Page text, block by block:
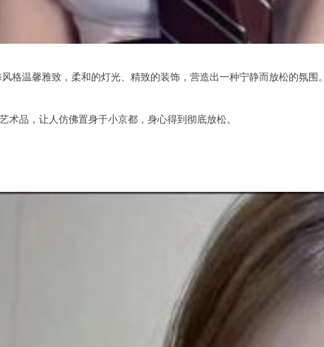
温馨雅致，柔和的灯光、精致的装饰，营造出一种宁静而放松的氛围。
品，让人仿佛置身于小京都，身心得到彻底放松。